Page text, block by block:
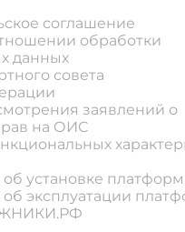
соглашение
обработки
данных
совета
заявлений о
на ОИС
установке
эксплуатации